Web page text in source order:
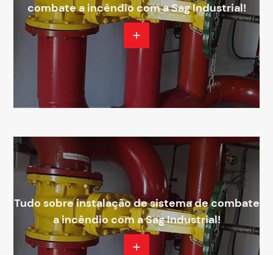
combate a incêndio com a Sag Industrial!
Tudo sobre instalação de sistema de combate
a incêndio com a Sag Industrial!